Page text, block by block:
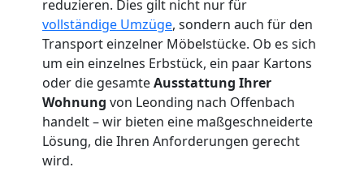
reduzieren. Dies gilt nicht nur für
vollständige Umzüge, sondern auch für den
Transport einzelner Möbelstücke. Ob es sich
um ein einzelnes Erbstück, ein paar Kartons
oder die gesamteAusstattung Ihrer
Wohnung von Leonding nach Offenbach
handelt – wir bieten eine maßgeschneiderte
Lösung, die Ihren Anforderungen gerecht
wird.
Möbelmontage
Leonding
Möbeltransport